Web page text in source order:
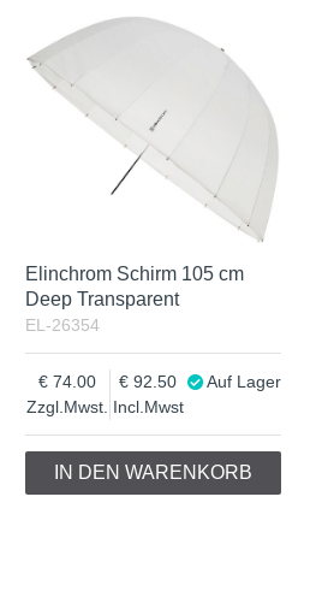
Elinchrom Schirm 105 cm
Deep Transparent
EL-26354
Zzgl.Mwst.
74.00
Incl.Mwst
92.50 Auf Lager
IN DEN WARENKORB